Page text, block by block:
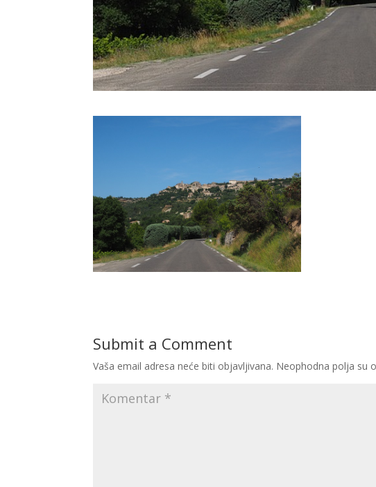
Submit a Comment
Vaša email adresa neće biti objavljivana. Neophodna polja su